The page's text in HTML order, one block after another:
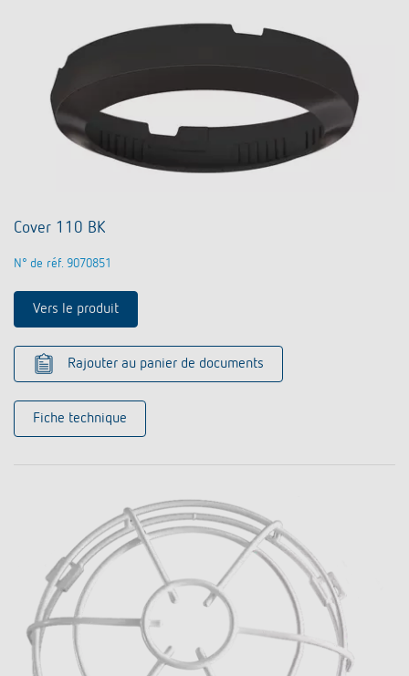
Cover 110 BK
N° de réf. 9070851
Vers le produit
Rajouter au panier de documents
Fiche technique